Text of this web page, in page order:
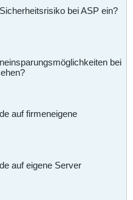
bei ASP ein?
bei
auf firmeneigene
auf eigene Server